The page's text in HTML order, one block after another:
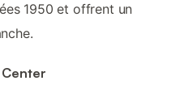
1950 et offrent un